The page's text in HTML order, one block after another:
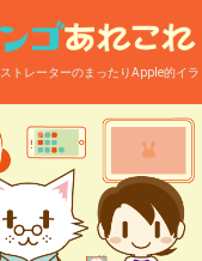
トレーターのまったりApple的イラ